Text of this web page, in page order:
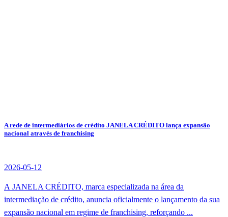
A rede de intermediários de crédito JANELA CRÉDITO lança expansão
nacional através de franchising
2026-05-12
A JANELA CRÉDITO, marca especializada na área da
intermediação de crédito, anuncia oficialmente o lançamento da sua
expansão nacional em regime de franchising, reforçando ...